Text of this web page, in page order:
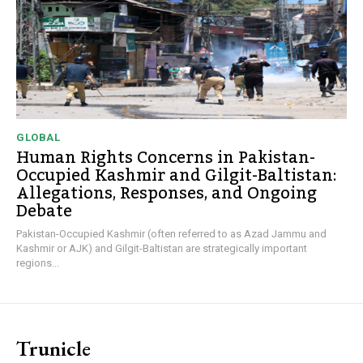
GLOBAL
Human Rights Concerns in Pakistan-
Occupied Kashmir and Gilgit-Baltistan:
Allegations, Responses, and Ongoing
Debate
Pakistan-Occupied Kashmir (often referred to as Azad Jammu and
Kashmir or AJK) and Gilgit-Baltistan are strategically important
regions...
Trunicle